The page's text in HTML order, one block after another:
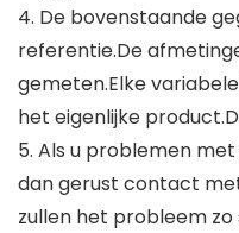
4. De bovenstaande
referentie.De
gemeten.Elke
het eigenlijke
5. Als u problemen
dan gerust contact
zullen het probleem zo